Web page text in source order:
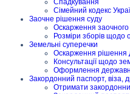
Спадкування
Сімейний кодекс
Заочне рішення суду
Оскарження
Розміри зборів щодо
Земельні суперечки
Оскарження рішення
Консультації щодо
Оформлення
Закордонний паспорт, віза,
Отримати